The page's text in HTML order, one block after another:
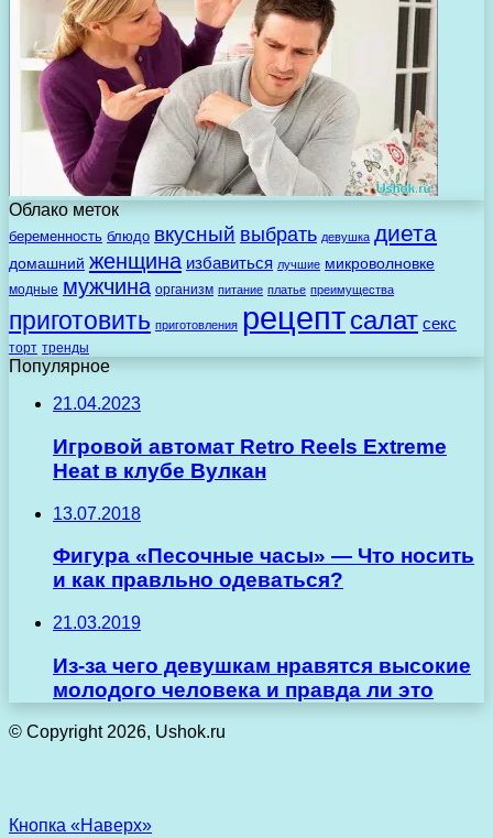
Облако меток
беременность блюдо вкусный выбрать девушка диета
домашний женщина избавиться лучшие микроволновке
модные мужчина организм питание платье преимущества
приготовить приготовления рецептсалат секс
торт тренды
Популярное
21.04.2023
Игровой автомат Retro Reels Extreme
Heat в клубе Вулкан
13.07.2018
Фигура «Песочные часы» — Что носить
и как правльно одеваться?
21.03.2019
Из-за чего девушкам нравятся высокие
молодого человека и правда ли это
© Copyright 2026, Ushok.ru
Кнопка «Наверх»